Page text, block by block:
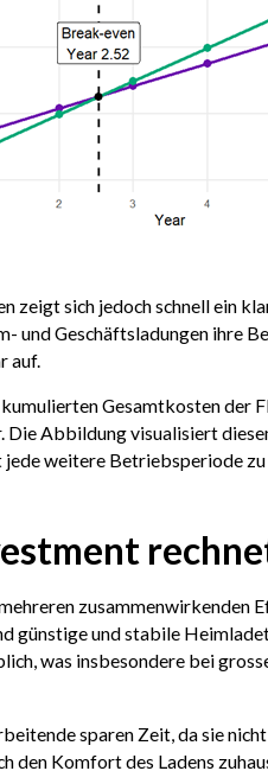
zeigt sich jedoch schnell ein
und Geschäftsladungen ihre
auf.
Gesamtkosten der
Abbildung visualisiert
weitere Betriebsperiode
zusammenwirkenden
günstige und stabile
was insbesondere bei
sparen Zeit, da sie
den Komfort des Ladens